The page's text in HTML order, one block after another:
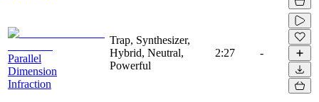
Parallel
Dimension
Infraction
Trap, Synthesizer,
Hybrid, Neutral,
Powerful
2:27 -